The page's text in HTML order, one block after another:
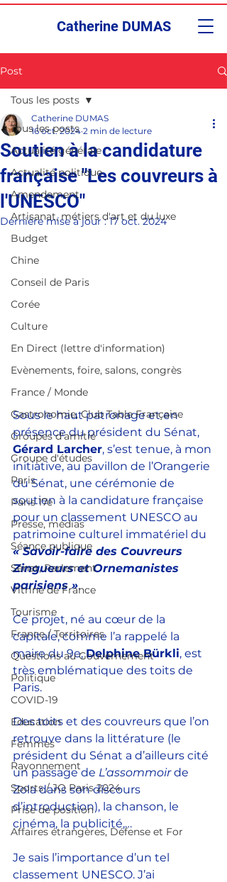
Catherine DUMAS
Post
Tous les posts
Actualité générale
Actualité politique
Amendement
Artisanat, métiers d'art et du luxe
Budget
Chine
Conseil de Paris
Corée
Culture
En Direct (lettre d'information)
Evènements, foire, salons, congrès
France / Monde
Gastronomie, Club Table Française
Groupes d'amitié
Groupe d'études
Paris
Paris 17e
Presse, médias
Séance publique
Sénat, Parlement
Vitrine de France
Tourisme
France / Territoires
Questions au Gouvernement
Politique
COVID-19
Education
Femmes
Rayonnement
Sports / JO Paris 2024
Prise de position
Affaires étrangères, Défense et For
Tous les posts
Soutien à la candidature
française "Les couvreurs à
l'UNESCO"
Catherine DUMAS
16 oct. 2024 2 min de lecture
Dernière mise à jour :17 oct. 2024
Sous le haut patronage et en
présence du président du Sénat,
Gérard Larcher, s’est tenue, à mon
initiative, au pavillon de l’Orangerie
du Sénat, une cérémonie de
soutien à la candidature française
pour un classement UNESCO au
patrimoine culturel immatériel du
« Savoir-faire des Couvreurs
Zingueurs et Ornemanistes
parisiens ».
Ce projet, né au cœur de la
capitale, comme l’a rappelé la
maire du 9e, Delphine Bürkli, est
très emblématique des toits de
Paris.
Des toits et des couvreurs que l’on
retrouve dans la littérature (le
président du Sénat a d’ailleurs cité
un passage de L’assommoir de
Zola dans son discours
d’introduction), la chanson, le
cinéma, la publicité,…
Je sais l’importance d’un tel
classement UNESCO. J’ai